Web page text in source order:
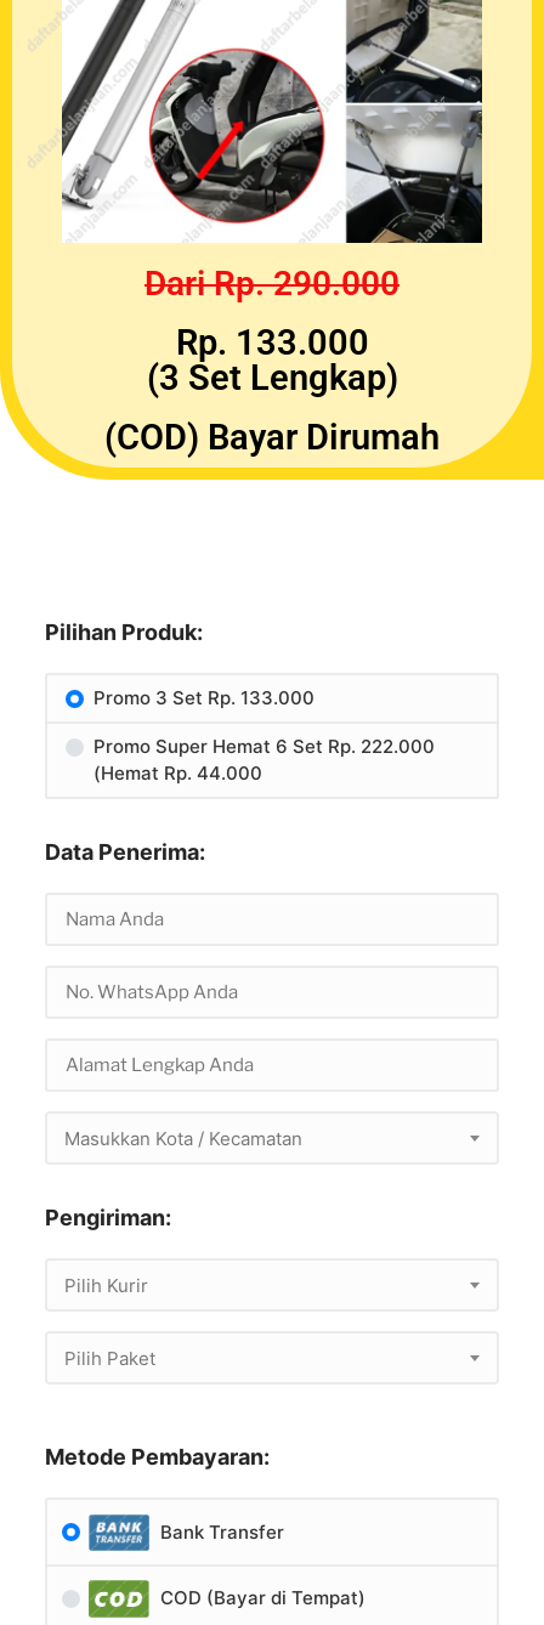
Dari Rp. 290.000
Rp. 133.000
(3 Set Lengkap)
(COD) Bayar Dirumah
Pilihan Produk:
Promo 3 Set Rp. 133.000
Promo Super Hemat 6 Set Rp. 222.000
(Hemat Rp. 44.000
Data Penerima:
Masukkan Kota / Kecamatan
Pengiriman:
Pilih Kurir
Pilih Paket
Metode Pembayaran:
Bank Transfer
COD (Bayar di Tempat)